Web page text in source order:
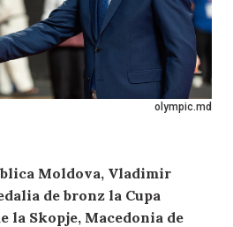
olympic.md
Moldova, Vladimir
de bronz la Cupa
la Skopje, Macedonia de